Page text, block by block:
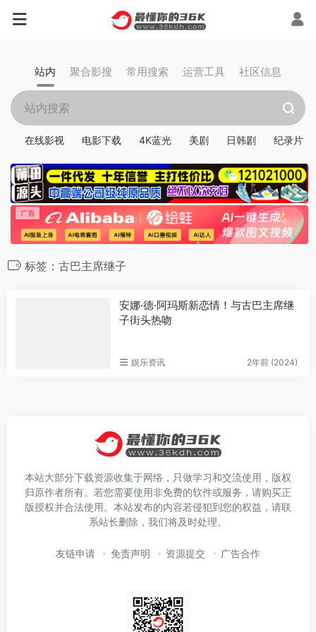
站内 聚合影搜 常用搜索 运营工具 社区信息
在线影视 电影下载 4K蓝光 美剧 日韩剧 纪录片
标签：古巴主席继子
安娜·德·阿玛斯新恋情！与古巴主席继
子街头热吻
娱乐资讯 2年前 (2024)
本站大部分下载资源收集于网络，只做学习和交流使用，版权
归原作者所有。若您需要使用非免费的软件或服务，请购买正
版授权并合法使用。本站发布的内容若侵犯到您的权益，请联
系站长删除，我们将及时处理。
友链申请 免责声明 资源提交 广告合作